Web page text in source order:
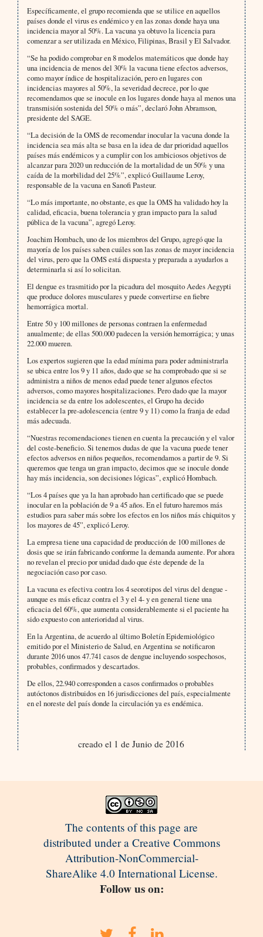
Específicamente, el grupo recomienda que se utilice en aquellos
países donde el virus es endémico y en las zonas donde haya una
incidencia mayor al 50%. La vacuna ya obtuvo la licencia para
comenzar a ser utilizada en México, Filipinas, Brasil y El Salvador.
“Se ha podido comprobar en 8 modelos matemáticos que donde hay
una incidencia de menos del 30% la vacuna tiene efectos adversos,
como mayor índice de hospitalización, pero en lugares con
incidencias mayores al 50%, la severidad decrece, por lo que
recomendamos que se inocule en los lugares donde haya al menos una
transmisión sostenida del 50% o más”, declaró John Abramson,
presidente del SAGE.
“La decisión de la OMS de recomendar inocular la vacuna donde la
incidencia sea más alta se basa en la idea de dar prioridad aquellos
países más endémicos y a cumplir con los ambiciosos objetivos de
alcanzar para 2020 un reducción de la mortalidad de un 50% y una
caída de la morbilidad del 25%”, explicó Guillaume Leroy,
responsable de la vacuna en Sanofi Pasteur.
“Lo más importante, no obstante, es que la OMS ha validado hoy la
calidad, eficacia, buena tolerancia y gran impacto para la salud
pública de la vacuna”, agregó Leroy.
Joachim Hombach, uno de los miembros del Grupo, agregó que la
mayoría de los países saben cuáles son las zonas de mayor incidencia
del virus, pero que la OMS está dispuesta y preparada a ayudarlos a
determinarla si así lo solicitan.
El dengue es trasmitido por la picadura del mosquito Aedes Aegypti
que produce dolores musculares y puede convertirse en fiebre
hemorrágica mortal.
Entre 50 y 100 millones de personas contraen la enfermedad
anualmente; de ellas 500.000 padecen la versión hemorrágica; y unas
22.000 mueren.
Los expertos sugieren que la edad mínima para poder administrarla
se ubica entre los 9 y 11 años, dado que se ha comprobado que si se
administra a niños de menos edad puede tener algunos efectos
adversos, como mayores hospitalizaciones. Pero dado que la mayor
incidencia se da entre los adolescentes, el Grupo ha decido
establecer la pre-adolescencia (entre 9 y 11) como la franja de edad
más adecuada.
“Nuestras recomendaciones tienen en cuenta la precaución y el valor
del coste-beneficio. Si tenemos dudas de que la vacuna puede tener
efectos adversos en niños pequeños, recomendamos a partir de 9. Si
queremos que tenga un gran impacto, decimos que se inocule donde
hay más incidencia, son decisiones lógicas”, explicó Hombach.
“Los 4 países que ya la han aprobado han certificado que se puede
inocular en la población de 9 a 45 años. En el futuro haremos más
estudios para saber más sobre los efectos en los niños más chiquitos y
los mayores de 45”, explicó Leroy.
La empresa tiene una capacidad de producción de 100 millones de
dosis que se irán fabricando conforme la demanda aumente. Por ahora
no revelan el precio por unidad dado que éste depende de la
negociación caso por caso.
La vacuna es efectiva contra los 4 seorotipos del virus del dengue -
aunque es más eficaz contra el 3 y el 4- y en general tiene una
eficacia del 60%, que aumenta considerablemente si el paciente ha
sido expuesto con anterioridad al virus.
En la Argentina, de acuerdo al último Boletín Epidemiológico
emitido por el Ministerio de Salud, en Argentina se notificaron
durante 2016 unos 47.741 casos de dengue incluyendo sospechosos,
probables, confirmados y descartados.
De ellos, 22.940 corresponden a casos confirmados o probables
autóctonos distribuidos en 16 jurisdicciones del país, especialmente
en el noreste del país donde la circulación ya es endémica.
creado el 1 de Junio de 2016
The contents of this page are
distributed under a Creative Commons
Attribution-NonCommercial-
ShareAlike 4.0 International License.
Follow us on: